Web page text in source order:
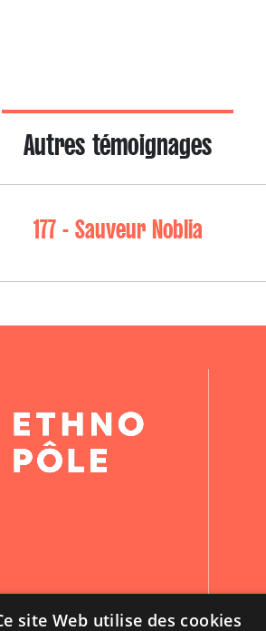
Autres témoignages
177 - Sauveur Noblia
site Web utilise des cookies